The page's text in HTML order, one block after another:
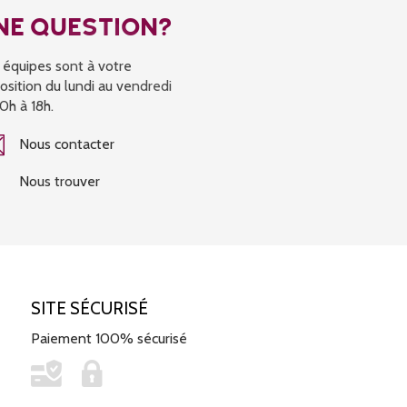
QUESTION?
équipes sont à votre
du lundi au vendredi
à 18h.
Nous contacter
Nous trouver
SITE SÉCURISÉ
Paiement 100% sécurisé